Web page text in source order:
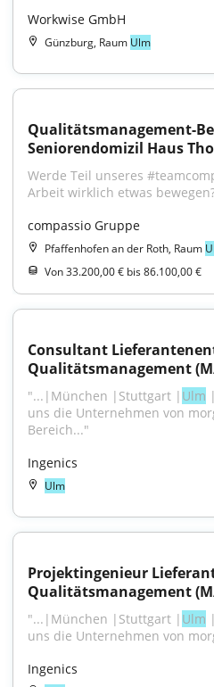
Workwise GmbH
Günzburg, Raum Ulm
Qualitätsmanagement-
Seniorendomizil Haus
Werde Teil unseres
Arbeit wirklich etwas
compassio Gruppe
Pfaffenhofen an der Roth, Raum
Von 33.200,00 € bis 86.100,00 €
Consultant
Qualitätsmanagement
"...|München |Stuttgart | Ulm
uns die Unternehmen von
Bereich..."
Ingenics
Ulm
Projektingenieur
Qualitätsmanagement
"...|München |Stuttgart | Ulm
uns die Unternehmen von
Ingenics